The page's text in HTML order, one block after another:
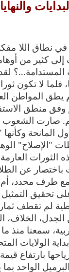
نطاق اللا-
كثير من
المستدامة...؟
فلما لا تكون
يطق المواطن
منطق
صارت الشعوب
المانحة
"الإصلاح"
الثورات
عن
طرف محدد، أم
تحقيق
لم تقطف ثمار
الخلاف،
سمعنا منذ
الولايات
بارتفاع